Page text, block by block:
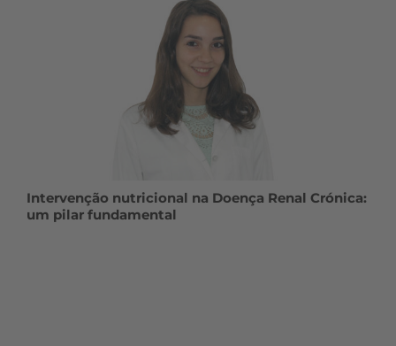
Intervenção nutricional na Doença Renal Crónica:
um pilar fundamental